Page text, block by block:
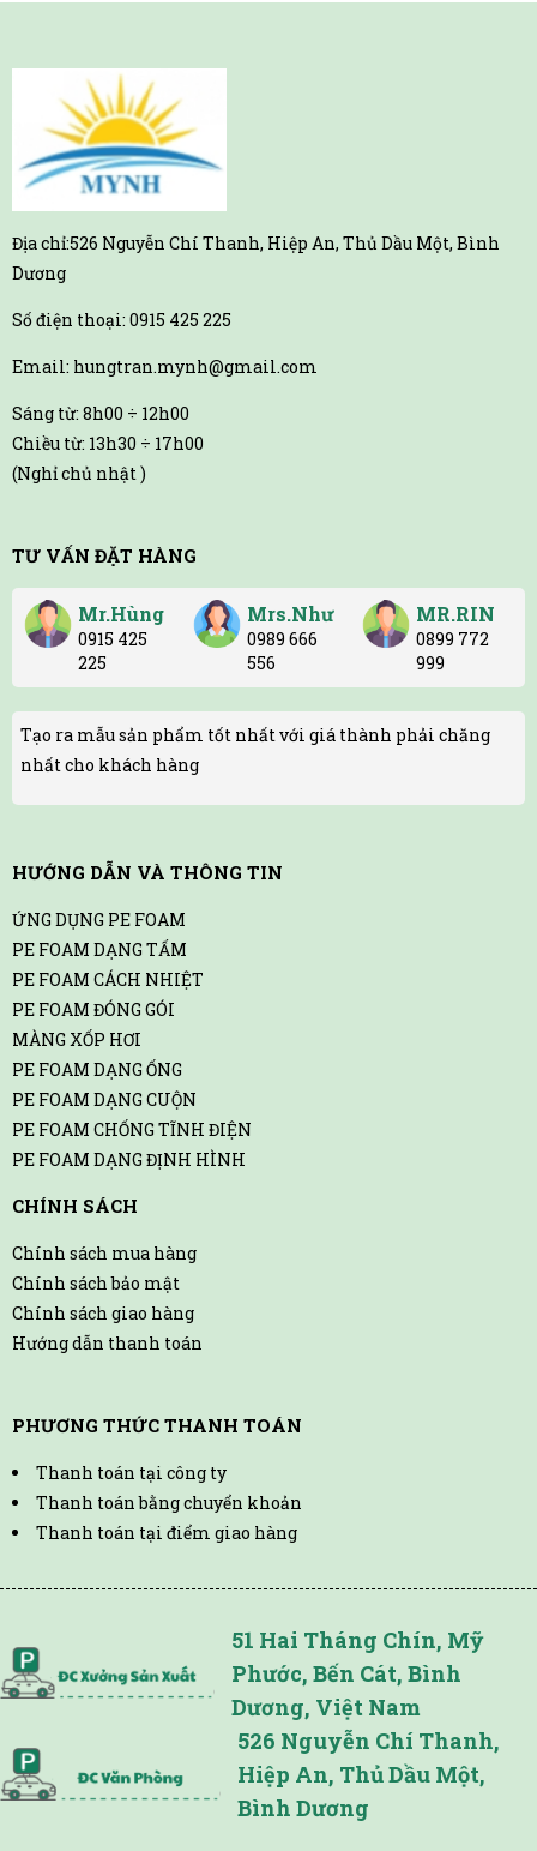
Địa chỉ:526 Nguyễn Chí Thanh, Hiệp An, Thủ Dầu Một, Bình
Dương
Số điện thoại: 0915 425 225
Email: hungtran.mynh@gmail.com
Sáng từ: 8h00 ÷ 12h00
Chiều từ: 13h30 ÷ 17h00
(Nghỉ chủ nhật )
TƯ VẤN ĐẶT HÀNG
Mr.Hùng
0915 425
225
Mrs.Như
0989 666
556
MR.RIN
0899 772
999
Tạo ra mẫu sản phẩm tốt nhất với giá thành phải chăng
nhất cho khách hàng
HƯỚNG DẪN VÀ THÔNG TIN
ỨNG DỤNG PE FOAM
PE FOAM DẠNG TẤM
PE FOAM CÁCH NHIỆT
PE FOAM ĐÓNG GÓI
MÀNG XỐP HƠI
PE FOAM DẠNG ỐNG
PE FOAM DẠNG CUỘN
PE FOAM CHỐNG TĨNH ĐIỆN
PE FOAM DẠNG ĐỊNH HÌNH
CHÍNH SÁCH
Chính sách mua hàng
Chính sách bảo mật
Chính sách giao hàng
Hướng dẫn thanh toán
PHƯƠNG THỨC THANH TOÁN
Thanh toán tại công ty
Thanh toán bằng chuyển khoản
Thanh toán tại điểm giao hàng
51 Hai Tháng Chín, Mỹ
Phước, Bến Cát, Bình
Dương, Việt Nam
526 Nguyễn Chí Thanh,
Hiệp An, Thủ Dầu Một,
Bình Dương